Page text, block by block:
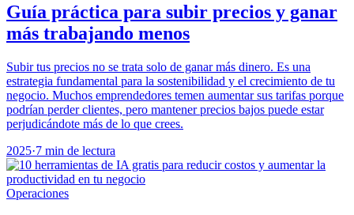
Guía práctica para subir precios y ganar
más trabajando menos
Subir tus precios no se trata solo de ganar más dinero. Es una
estrategia fundamental para la sostenibilidad y el crecimiento de tu
negocio. Muchos emprendedores temen aumentar sus tarifas porque
podrían perder clientes, pero mantener precios bajos puede estar
perjudicándote más de lo que crees.
2025·7 min de lectura
Operaciones